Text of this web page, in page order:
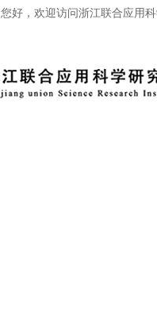
您好，欢迎访问浙江联合应用